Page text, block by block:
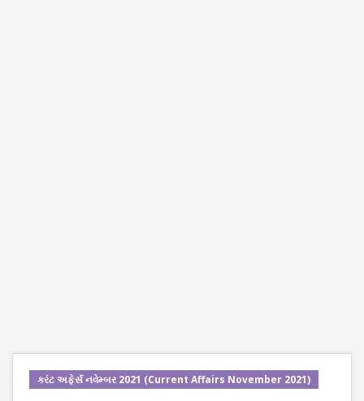
કરંટ અફેર્સ નવેમ્બર 2021 (Current Affairs November 2021)